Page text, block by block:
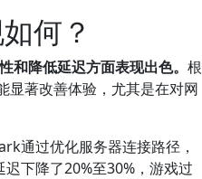
何？
降低延迟方面表现出色。 根
显著改善体验，尤其是在对网
通过优化服务器连接路径，
下降了20%至30%，游戏过